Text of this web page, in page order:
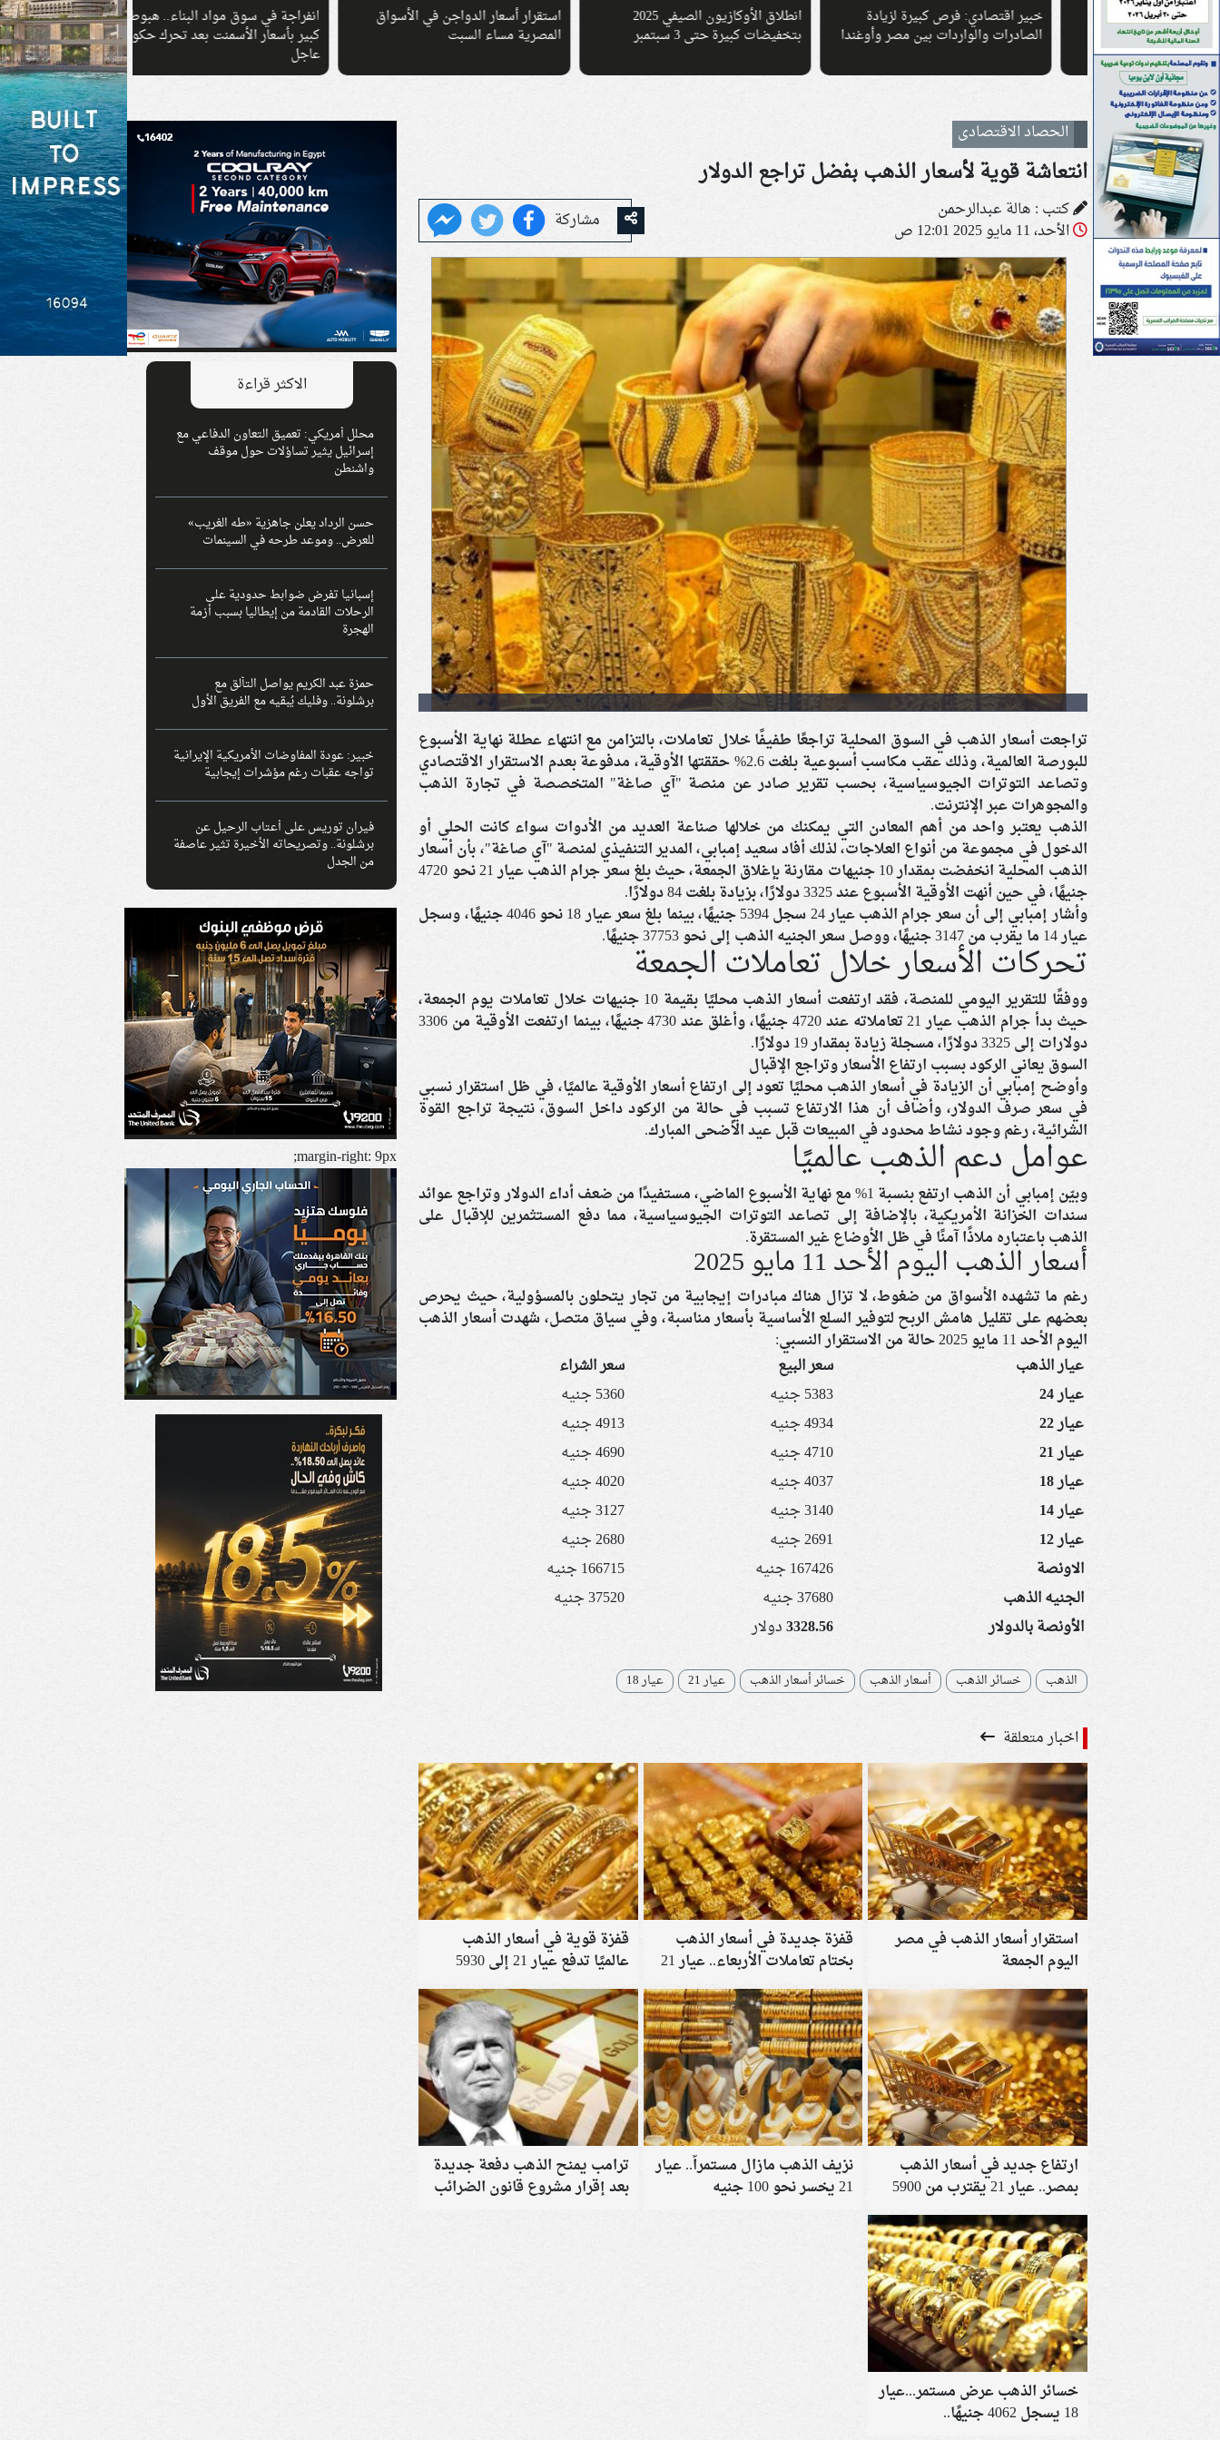
القياسية خبير اقتصادي: فرص كبيرة لزيادة
الصادرات والواردات بين مصر وأوغندا
انطلاق الأوكازيون الصيفي 2025
بتخفيضات كبيرة حتى 3 سبتمبر
استقرار أسعار الدواجن في الأسواق
المصرية مساء السبت
انفراجة في سوق مواد البناء.. هبوط
كبير بأسعار الأسمنت بعد تحرك حكومي
بدء الأوكازيون
تصل إلى
على المحلات
الحصاد الاقتصادى
انتعاشة قوية لأسعار الذهب بفضل تراجع الدولار
كتب : هالة عبدالرحمن
الأحد، 11 مايو 2025 12:01 ص
مشاركة
تراجعت أسعار الذهب في السوق المحلية تراجعًا طفيفًا خلال تعاملات، بالتزامن مع انتهاء عطلة نهاية الأسبوع
للبورصة العالمية، وذلك عقب مكاسب أسبوعية بلغت 2.6% حققتها الأوقية، مدفوعة بعدم الاستقرار الاقتصادي
وتصاعد التوترات الجيوسياسية، بحسب تقرير صادر عن منصة "آي صاغة" المتخصصة في تجارة الذهب
والمجوهرات عبر الإنترنت.
الذهب يعتبر واحد من أهم المعادن التي يمكنك من خلالها صناعة العديد من الأدوات سواء كانت الحلي أو
الدخول في مجموعة من أنواع العلاجات، لذلك أفاد سعيد إمبابي، المدير التنفيذي لمنصة "آي صاغة"، بأن أسعار
الذهب المحلية انخفضت بمقدار 10 جنيهات مقارنة بإغلاق الجمعة، حيث بلغ سعر جرام الذهب عيار 21 نحو 4720
جنيهًا، في حين أنهت الأوقية الأسبوع عند 3325 دولارًا، بزيادة بلغت 84 دولارًا.
وأشار إمبابي إلى أن سعر جرام الذهب عيار 24 سجل 5394 جنيهًا، بينما بلغ سعر عيار 18 نحو 4046 جنيهًا، وسجل
عيار 14 ما يقرب من 3147 جنيهًا، ووصل سعر الجنيه الذهب إلى نحو 37753 جنيهًا.
تحركات الأسعار خلال تعاملات الجمعة
ووفقًا للتقرير اليومي للمنصة، فقد ارتفعت أسعار الذهب محليًا بقيمة 10 جنيهات خلال تعاملات يوم الجمعة،
حيث بدأ جرام الذهب عيار 21 تعاملاته عند 4720 جنيهًا، وأغلق عند 4730 جنيهًا، بينما ارتفعت الأوقية من 3306
دولارات إلى 3325 دولارًا، مسجلة زيادة بمقدار 19 دولارًا.
السوق يعاني الركود بسبب ارتفاع الأسعار وتراجع الإقبال
وأوضح إمبابي أن الزيادة في أسعار الذهب محليًا تعود إلى ارتفاع أسعار الأوقية عالميًا، في ظل استقرار نسبي
في سعر صرف الدولار، وأضاف أن هذا الارتفاع تسبب في حالة من الركود داخل السوق، نتيجة تراجع القوة
الشرائية، رغم وجود نشاط محدود في المبيعات قبل عيد الأضحى المبارك.
عوامل دعم الذهب عالميًا
وبيّن إمبابي أن الذهب ارتفع بنسبة 1% مع نهاية الأسبوع الماضي، مستفيدًا من ضعف أداء الدولار وتراجع عوائد
سندات الخزانة الأمريكية، بالإضافة إلى تصاعد التوترات الجيوسياسية، مما دفع المستثمرين للإقبال على
الذهب باعتباره ملاذًا آمنًا في ظل الأوضاع غير المستقرة.
أسعار الذهب اليوم الأحد 11 مايو 2025
رغم ما تشهده الأسواق من ضغوط، لا تزال هناك مبادرات إيجابية من تجار يتحلون بالمسؤولية، حيث يحرص
بعضهم على تقليل هامش الربح لتوفير السلع الأساسية بأسعار مناسبة، وفي سياق متصل، شهدت أسعار الذهب
اليوم الأحد 11 مايو 2025 حالة من الاستقرار النسبي:
عيار الذهب
سعر البيع
سعر الشراء
عيار 24
5383 جنيه
5360 جنيه
عيار 22
4934 جنيه
4913 جنيه
عيار 21
4710 جنيه
4690 جنيه
عيار 18
4037 جنيه
4020 جنيه
عيار 14
3140 جنيه
3127 جنيه
عيار 12
2691 جنيه
2680 جنيه
الاونصة
167426 جنيه
166715 جنيه
الجنيه الذهب
37680 جنيه
37520 جنيه
الأونصة بالدولار
3328.56دولار
الذهب خسائر الذهب أسعار الذهب خسائر أسعار الذهب عيار 21 عيار 18
اخبار متعلقة
استقرار أسعار الذهب في مصر
اليوم الجمعة
قفزة جديدة في أسعار الذهب
بختام تعاملات الأربعاء.. عيار 21
يرتفع 150 جنيهًا
قفزة قوية في أسعار الذهب
عالميًا تدفع عيار 21 إلى 5930
جنيهًا
ارتفاع جديد في أسعار الذهب
بمصر.. عيار 21 يقترب من 5900
جنيه
نزيف الذهب مازال مستمراً.. عيار
21 يخسر نحو 100 جنيه
ترامب يمنح الذهب دفعة جديدة
بعد إقرار مشروع قانون الضرائب
خسائر الذهب عرض مستمر...عيار
18 يسجل 4062 جنيهًا..
الاكثر قراءة
محلل أمريكي: تعميق التعاون الدفاعي مع
إسرائيل يثير تساؤلات حول موقف
واشنطن
حسن الرداد يعلن جاهزية «طه الغريب»
للعرض.. وموعد طرحه في السينمات
إسبانيا تفرض ضوابط حدودية على
الرحلات القادمة من إيطاليا بسبب أزمة
الهجرة
حمزة عبد الكريم يواصل التألق مع
برشلونة.. وفليك يُبقيه مع الفريق الأول
خبير: عودة المفاوضات الأمريكية الإيرانية
تواجه عقبات رغم مؤشرات إيجابية
فيران توريس على أعتاب الرحيل عن
برشلونة.. وتصريحاته الأخيرة تثير عاصفة
من الجدل
margin-right: 9px;